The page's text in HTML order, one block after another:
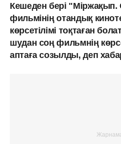
Кешеден бері "Міржақып.
фильмінің отандық
көрсетілімі тоқтаған
шудан соң фильмнің
аптаға созылды, деп